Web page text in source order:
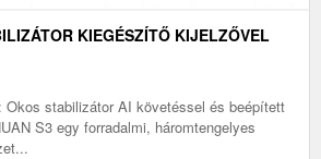
KIEGÉSZÍTŐ KIJELZŐVEL
Okos stabilizátor AI követéssel és beépített
S3 egy forradalmi, háromtengelyes